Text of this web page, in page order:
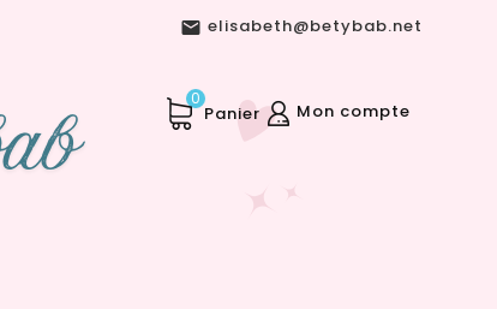
 elisabeth@betybab.net
Mon compte
Panier
0